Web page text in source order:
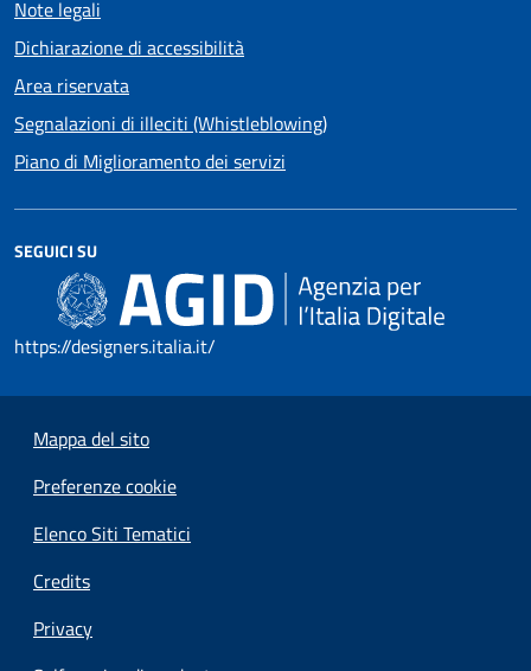
Note legali
Dichiarazione di accessibilità
Area riservata
Segnalazioni di illeciti (Whistleblowing)
Piano di Miglioramento dei servizi
SEGUICI SU
https://designers.italia.it/
Mappa del sito
Preferenze cookie
Elenco Siti Tematici
Credits
Privacy